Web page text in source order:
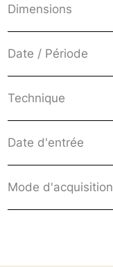
Dimensions
Date / Période
Technique
Date d'entrée
Mode d'acquisition